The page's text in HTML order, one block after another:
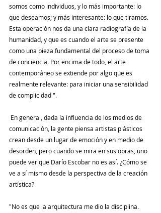
somos como individuos, y lo más importante: lo
que deseamos; y más interesante: lo que tiramos.
Esta operación nos da una clara radiografía de la
humanidad, y que es cuando el arte se presente
como una pieza fundamental del proceso de toma
de conciencia. Por encima de todo, el arte
contemporáneo se extiende por algo que es
realmente relevante: para iniciar una sensibilidad
de complicidad ".
comunicación, la gente piensa artistas plásticos
crean desde un lugar de emoción y en medio de
desorden, pero cuando se mira en sus obras, uno
puede ver que Darío Escobar no es así. ¿Cómo se
ve a sí mismo desde la perspectiva de la creación
artística?
"No es que la arquitectura me dio la disciplina.